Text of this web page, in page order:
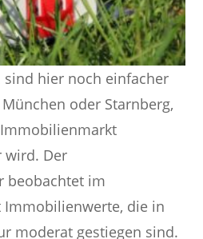
sind hier noch einfacher
oder Starnberg,
wird. Der
beobachtet im
Immobilienwerte, die in
moderat gestiegen sind.